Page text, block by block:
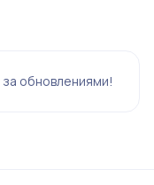
обновлениями!